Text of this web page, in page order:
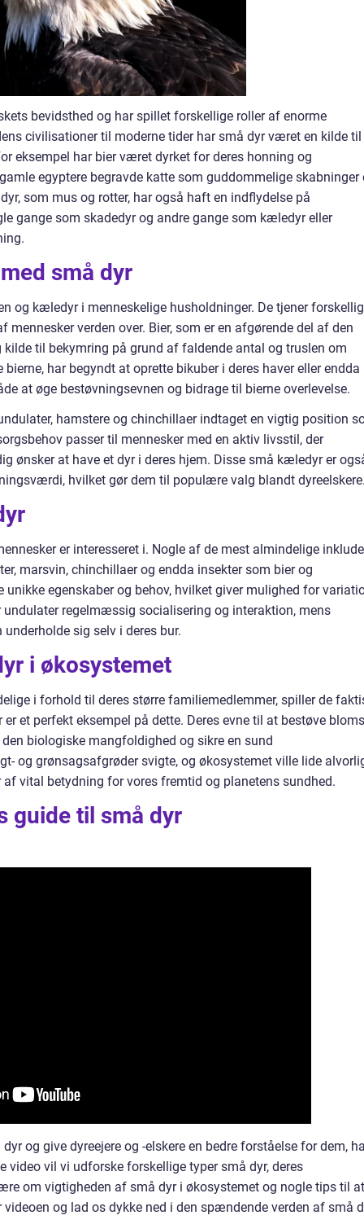
bevidsthed og har spillet forskellige roller af enorme
civilisationer til moderne tider har små dyr været en kilde til
eksempel har bier været dyrket for deres honning og
egyptere begravde katte som guddommelige skabninger
som mus og rotter, har også haft en indflydelse på
gange som skadedyr og andre gange som kæledyr eller
små dyr
og kæledyr i menneskelige husholdninger. De tjener
verden over. Bier, som er en afgørende del af den
til bekymring på grund af faldende antal og truslen om
har begyndt at oprette bikuber i deres haver eller endda
at øge bestøvningsevnen og bidrage til bierne overlevelse.
hamstere og chinchillaer indtaget en vigtig position
passer til mennesker med en aktiv livsstil, der
ønsker at have et dyr i deres hjem. Disse små kæledyr er
hvilket gør dem til populære valg blandt
er interesseret i. Nogle af de mest almindelige
marsvin, chinchillaer og endda insekter som bier og
unikke egenskaber og behov, hvilket giver mulighed for
regelmæssig socialisering og interaktion, mens
sig selv i deres bur.
i økosystemet
i forhold til deres større familiemedlemmer, spiller de
et perfekt eksempel på dette. Deres evne til at bestøve
biologiske mangfoldighed og sikre en sund
og grønsagsafgrøder svigte, og økosystemet ville lide
vital betydning for vores fremtid og planetens sundhed.
guide til små dyr
og give dyreejere og -elskere en bedre forståelse for dem,
video vil vi udforske forskellige typer små dyr, deres
om vigtigheden af små dyr i økosystemet og nogle tips til at
og lad os dykke ned i den spændende verden af små